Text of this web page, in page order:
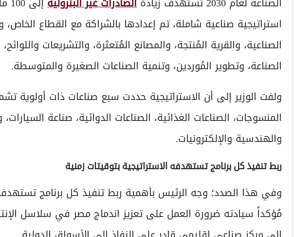
استراتيجية صناعية شاملة، تم إعدادها بالشراكة مع القطاع
الصناعية، والقرية المُنتجة، والمصانع المُتعثرة، والتشريعات
الصناعة، وتطوير المُوردين، وتنمية الصناعات الصغيرة والمتوسطة.
ولفت الوزير إلى أن الاستراتيجية حددت سبع صناعات ذات أولوية
المنسوجات، الصناعات الغذائية، الصناعات الدوائية، صناعة
والهندسية والإلكترونيات.
ربط تنفيذ كل برنامج تستهدفه الاستراتيجية بتوقيتات زمنية
وفي هذا الصدد؛ وجه الرئيس بأهمية ربط تنفيذ كل برنامج تستهدفه
مُؤكداً سيادته ضرورة العمل على تعزيز اندماج مصر في سلاسل